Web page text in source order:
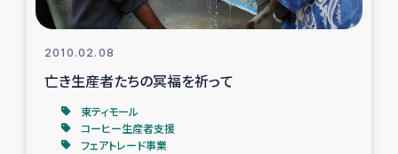
2010.02.08
亡き生産者たちの冥福を祈って
東ティモール
コーヒー生産者支援
フェアトレード事業